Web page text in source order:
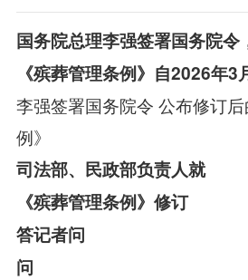
国务院总理李强签署国务院令
《殡葬管理条例》自2026年3
李强签署国务院令 公布修订
例》
司法部、民政部负责人就
《殡葬管理条例》修订
答记者问
问